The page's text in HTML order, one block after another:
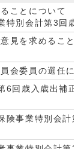
ことについて
特別会計第3回
見を求めること
会委員の選任に
6回歳入歳出補正
険事業特別会計